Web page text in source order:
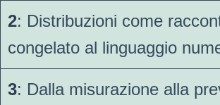
2: Distribuzioni come
congelato al linguaggio
3: Dalla misurazione alla